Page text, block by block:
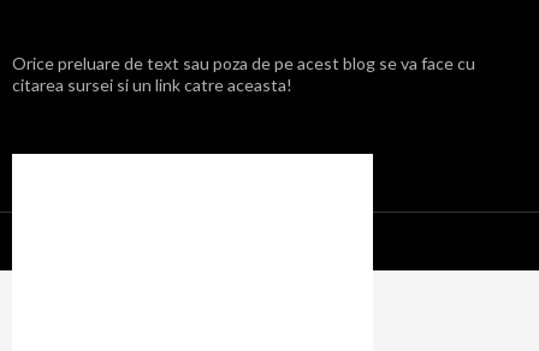
Orice preluare de text sau poza de pe acest blog se va face cu
citarea sursei si un link catre aceasta!